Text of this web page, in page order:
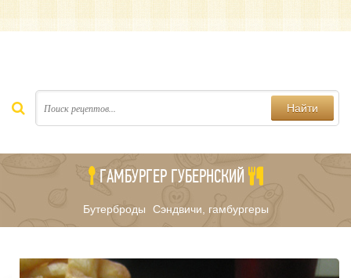
Найти
ГАМБУРГЕР ГУБЕРНСКИЙ
Бутерброды Сэндвичи, гамбургеры